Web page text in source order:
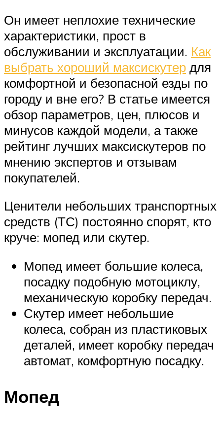
Он имеет неплохие технические
характеристики, прост в
обслуживании и эксплуатации. Как
выбрать хороший максискутер для
комфортной и безопасной езды по
городу и вне его? В статье имеется
обзор параметров, цен, плюсов и
минусов каждой модели, а также
рейтинг лучших максискутеров по
мнению экспертов и отзывам
покупателей.
Ценители небольших транспортных
средств (ТС) постоянно спорят, кто
круче: мопед или скутер.
Мопед имеет большие колеса,
посадку подобную мотоциклу,
механическую коробку передач.
Скутер имеет небольшие
колеса, собран из пластиковых
деталей, имеет коробку передач
автомат, комфортную посадку.
Мопед